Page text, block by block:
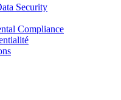
Security
Compliance